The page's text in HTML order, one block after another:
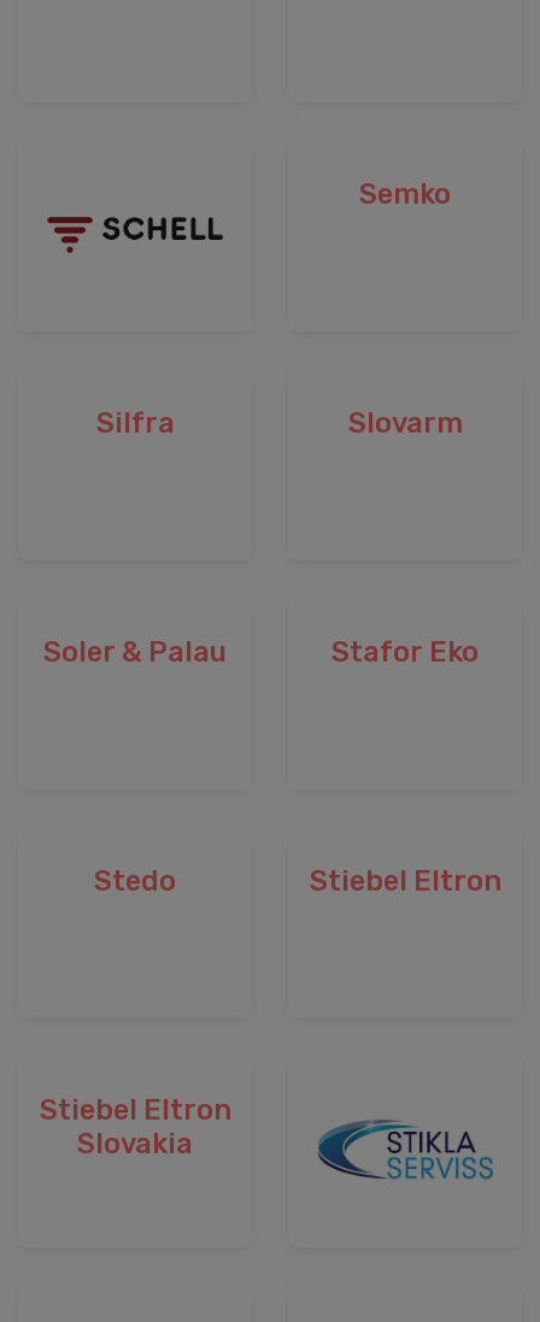
Semko
Silfra Slovarm
Soler & Palau Stafor Eko
Stedo Stiebel Eltron
Stiebel Eltron
Slovakia